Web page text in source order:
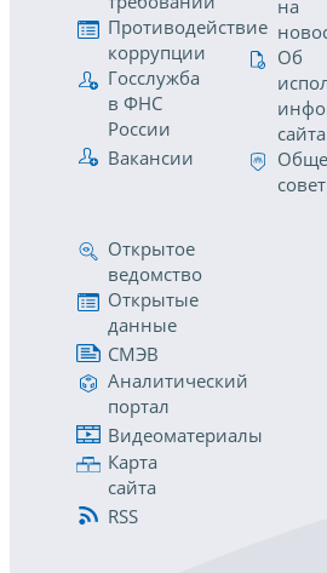
Противодействие
коррупции
Госслужба
в ФНС
России
Вакансии
на
Об
сайта
совет
Открытое
ведомство
Открытые
данные
СМЭВ
Аналитический
портал
Видеоматериалы
Карта
сайта
RSS